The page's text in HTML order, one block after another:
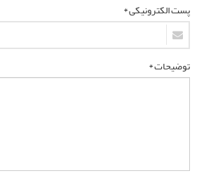
پست الکترونیکی *
توضیحات *